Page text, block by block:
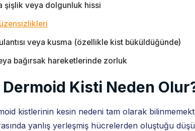
şişlik veya dolgunluk hissi
veya kusma (özellikle kist büküldüğünde)
bağırsak hareketlerinde zorluk
Kisti Neden
kistlerinin kesin nedeni tam olarak
yanlış yerleşmiş hücrelerden oluştuğu